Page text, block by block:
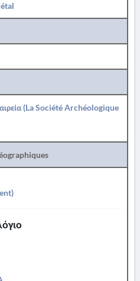
(La Société Archéologique